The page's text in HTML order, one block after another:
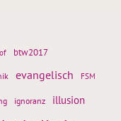
btw2017
evangelisch FSM
ignoranz illusion